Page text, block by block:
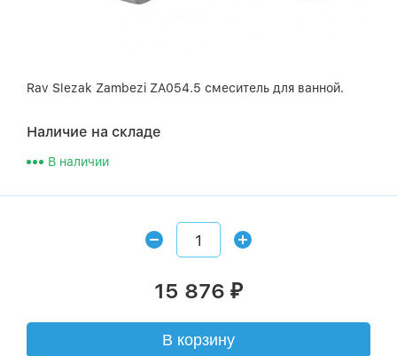
Rav Slezak Zambezi ZA054.5 смеситель для ванной.
Наличие на складе
В наличии
15 876 ₽
В корзину